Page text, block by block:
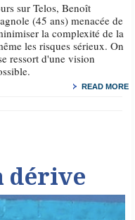
sur Telos, Benoît
(45 ans) menacée de
la complexité de la
les risques sérieux. On
ressort d'une vision
READ MORE
dérive